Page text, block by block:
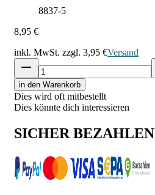
8837-5
8,95 €
inkl. MwSt. zzgl. 3,95 €Versand
in den Warenkorb
Dies wird oft mitbestellt
Dies könnte dich interessieren
SICHER BEZAHLEN